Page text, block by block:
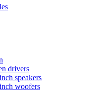
drivers
speakers
woofers